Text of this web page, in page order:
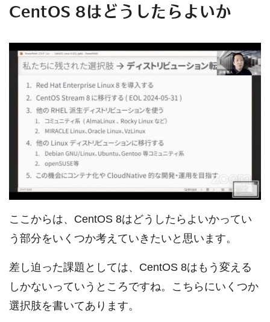
CentOS 8はどうしたらよいか
ここからは、CentOS 8はどうしたらよいかってい
う部分をいくつか考えていきたいと思います。
差し迫った課題としては、CentOS 8はもう変える
しかないっていうところですね。こちらにいくつか
選択肢を書いてあります。